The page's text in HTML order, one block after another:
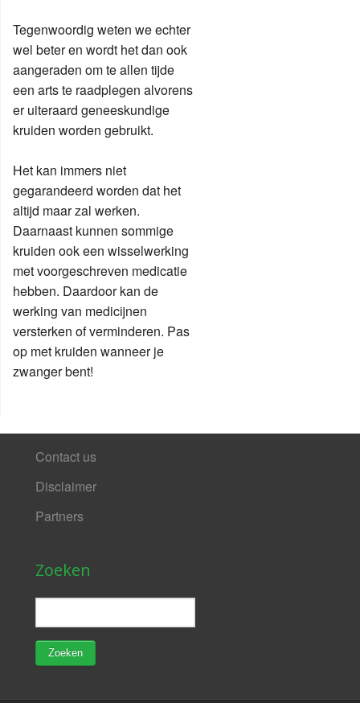
Tegenwoordig weten we echter
wel beter en wordt het dan ook
aangeraden om te allen tijde
een arts te raadplegen alvorens
er uiteraard geneeskundige
kruiden worden gebruikt.
Het kan immers niet
gegarandeerd worden dat het
altijd maar zal werken.
Daarnaast kunnen sommige
kruiden ook een wisselwerking
met voorgeschreven medicatie
hebben. Daardoor kan de
werking van medicijnen
versterken of verminderen. Pas
op met kruiden wanneer je
zwanger bent!
Contact us
Disclaimer
Partners
Zoeken